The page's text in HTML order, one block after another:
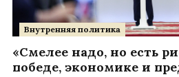
Внутренняя политика
«Смелее надо, но есть
победе, экономике и